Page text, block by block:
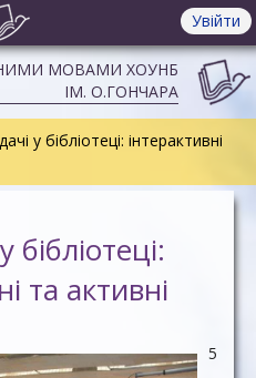
Увійти
МОВАМИ ХОУНБ
ІМ. О.ГОНЧАРА
у бібліотеці: інтерактивні
бібліотеці:
та активні
5